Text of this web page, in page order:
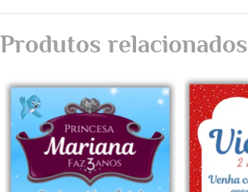
Produtos relacionados